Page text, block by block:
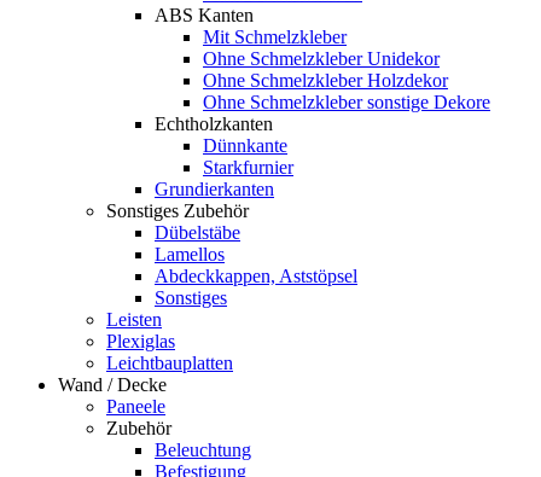
ABS Kanten
Mit Schmelzkleber
Ohne Schmelzkleber Unidekor
Ohne Schmelzkleber Holzdekor
Ohne Schmelzkleber sonstige Dekore
Echtholzkanten
Dünnkante
Starkfurnier
Grundierkanten
Sonstiges Zubehör
Dübelstäbe
Lamellos
Abdeckkappen, Aststöpsel
Sonstiges
Leisten
Plexiglas
Leichtbauplatten
Wand / Decke
Paneele
Zubehör
Beleuchtung
Befestigung